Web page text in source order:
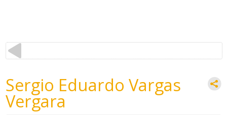
Sergio Eduardo Vargas
Vergara